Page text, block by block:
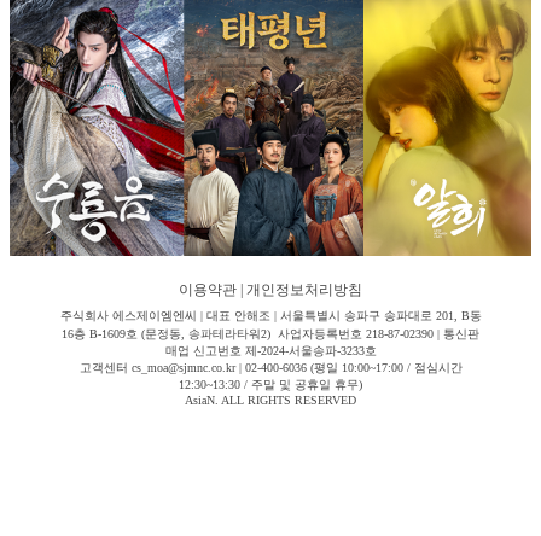
이용약관 개인정보처리방침
주식회사 에스제이엠엔씨 | 대표 안해조 | 서울특별시 송파구 송파대로 201, B동
16층 B-1609호 (문정동, 송파테라타워2) 사업자등록번호 218-87-02390 | 통신판
매업 신고번호 제-2024-서울송파-3233호
고객센터 cs_moa@sjmnc.co.kr | 02-400-6036 (평일 10:00~17:00 / 점심시간
12:30~13:30 / 주말 및 공휴일 휴무)
AsiaN. ALL RIGHTS RESERVED